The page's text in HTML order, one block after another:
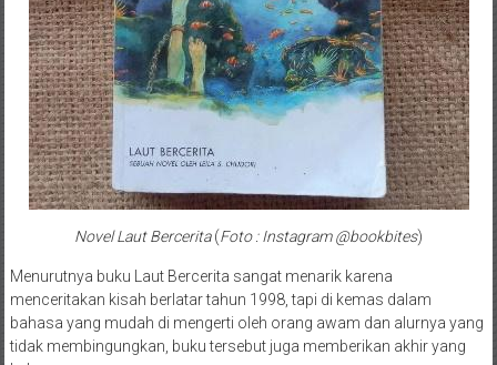
Novel Laut Bercerita(Foto : Instagram @bookbites)
Menurutnya buku Laut Bercerita sangat menarik karena
menceritakan kisah berlatar tahun 1998, tapi di kemas dalam
bahasa yang mudah di mengerti oleh orang awam dan alurnya yang
tidak membingungkan, buku tersebut juga memberikan akhir yang